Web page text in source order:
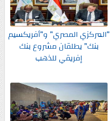
”المركزي المصري” و”أفريكسيم
بنك” يطلقان مشروع بنك
إفريقي للذهب